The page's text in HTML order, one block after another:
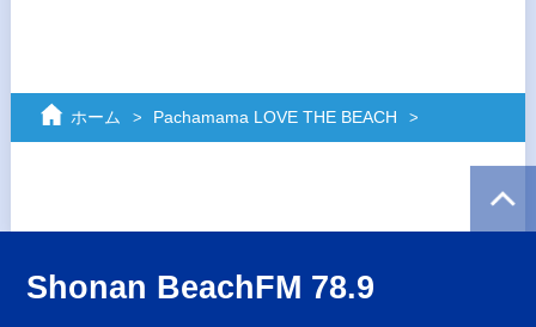
ホーム Pachamama LOVE THE BEACH
Shonan BeachFM 78.9